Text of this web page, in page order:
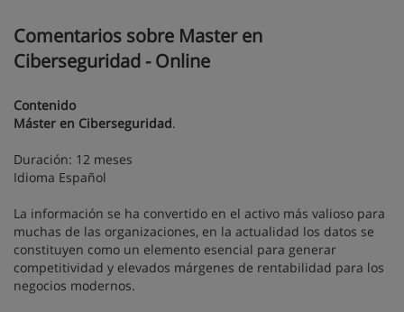
Comentarios sobre Master en
Ciberseguridad - Online
Contenido
Máster en Ciberseguridad.
Duración: 12 meses
Idioma Español
La información se ha convertido en el activo más valioso para
muchas de las organizaciones, en la actualidad los datos se
constituyen como un elemento esencial para generar
competitividad y elevados márgenes de rentabilidad para los
negocios modernos.